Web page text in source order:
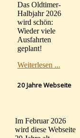
Das Oldtimer-
Halbjahr 2026
wird schön:
Wieder viele
Ausfahrten
geplant!
Weiterlesen ...
20 Jahre Webseite
Im Februar 2026
wird diese Webseite